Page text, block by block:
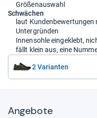
Größenauswahl
Schwächen
laut Kundenbewertungen
Untergründen
Innensohle eingeklebt,
fällt klein aus, eine
2 Varianten
Angebote